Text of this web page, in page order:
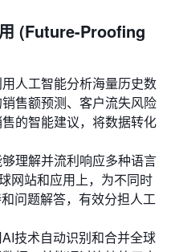
(Future-Proofing
用人工智能分析海量历史数
售额预测、客户流失风险
的智能建议，将数据转化
理解并流利响应多种语言
网站和应用上，为不同时
问题解答，有效分担人工
AI技术自动识别和合并全球